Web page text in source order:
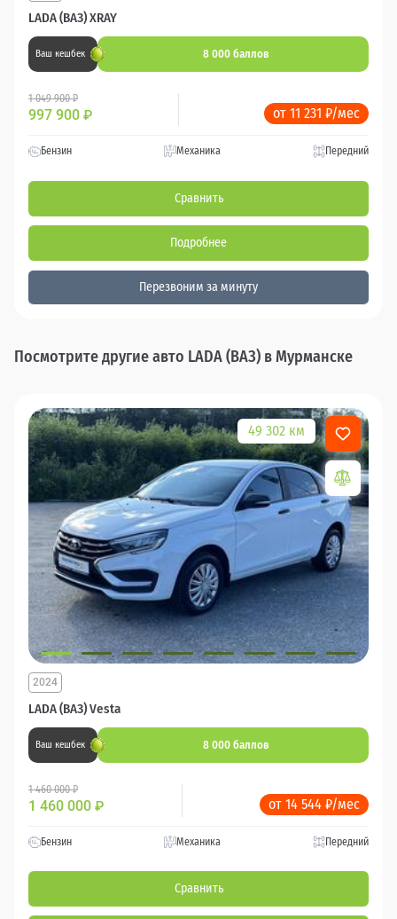
LADA (ВАЗ) XRAY
Ваш кешбек 8 000 баллов
1 049 900 ₽
997 900 ₽ от 11 231 ₽/мес
Бензин Механика Передний
Сравнить
Подробнее
Перезвоним за минуту
Посмотрите другие авто LADA (ВАЗ) в Мурманске
49 302 км
LADA (ВАЗ) Vesta
2024
Ваш кешбек 8 000 баллов
1 460 000 ₽
1 460 000 ₽ от 14 544 ₽/мес
Бензин Механика Передний
Сравнить